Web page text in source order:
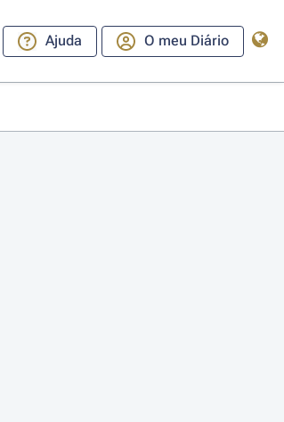
Ajuda O meu Diário